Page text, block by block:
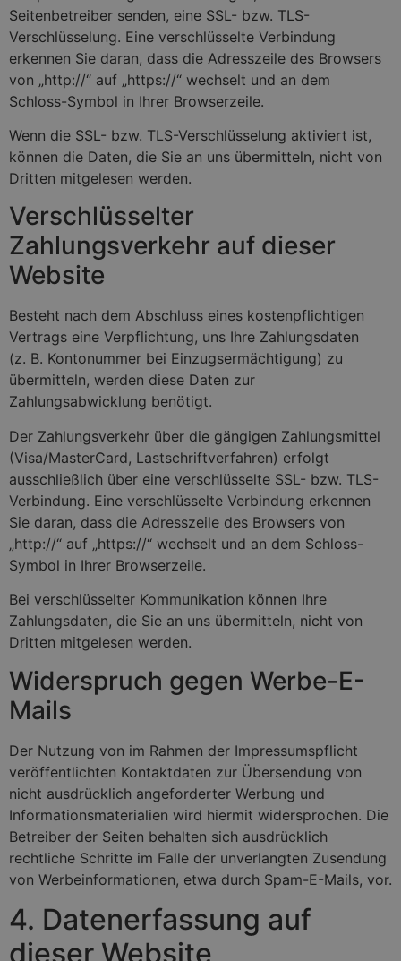
Seitenbetreiber senden, eine SSL- bzw. TLS-
Verschlüsselung. Eine verschlüsselte Verbindung
erkennen Sie daran, dass die Adresszeile des Browsers
von „http://“ auf „https://“ wechselt und an dem
Schloss-Symbol in Ihrer Browserzeile.
Wenn die SSL- bzw. TLS-Verschlüsselung aktiviert ist,
können die Daten, die Sie an uns übermitteln, nicht von
Dritten mitgelesen werden.
Verschlüsselter
Zahlungsverkehr auf dieser
Website
Besteht nach dem Abschluss eines kostenpflichtigen
Vertrags eine Verpflichtung, uns Ihre Zahlungsdaten
(z. B. Kontonummer bei Einzugsermächtigung) zu
übermitteln, werden diese Daten zur
Zahlungsabwicklung benötigt.
Der Zahlungsverkehr über die gängigen Zahlungsmittel
(Visa/MasterCard, Lastschriftverfahren) erfolgt
ausschließlich über eine verschlüsselte SSL- bzw. TLS-
Verbindung. Eine verschlüsselte Verbindung erkennen
Sie daran, dass die Adresszeile des Browsers von
„http://“ auf „https://“ wechselt und an dem Schloss-
Symbol in Ihrer Browserzeile.
Bei verschlüsselter Kommunikation können Ihre
Zahlungsdaten, die Sie an uns übermitteln, nicht von
Dritten mitgelesen werden.
Widerspruch gegen Werbe-E-
Mails
Der Nutzung von im Rahmen der Impressumspflicht
veröffentlichten Kontaktdaten zur Übersendung von
nicht ausdrücklich angeforderter Werbung und
Informationsmaterialien wird hiermit widersprochen. Die
Betreiber der Seiten behalten sich ausdrücklich
rechtliche Schritte im Falle der unverlangten Zusendung
von Werbeinformationen, etwa durch Spam-E-Mails, vor.
4. Datenerfassung auf
dieser Website